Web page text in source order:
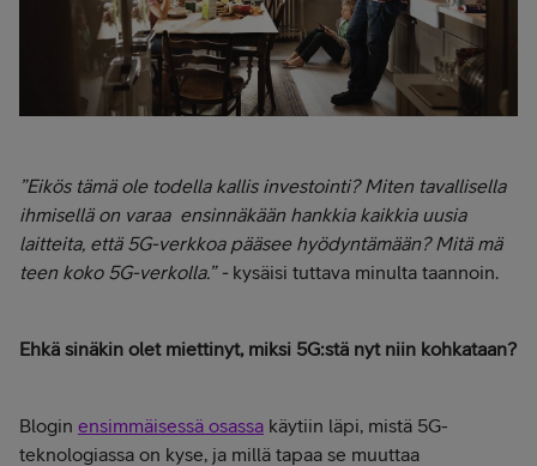
”Eikös tämä ole todella kallis investointi? Miten tavallisella
ihmisellä on varaa ensinnäkään hankkia kaikkia uusia
laitteita, että 5G-verkkoa pääsee hyödyntämään? Mitä mä
teen koko 5G-verkolla.” - kysäisi tuttava minulta taannoin.
Ehkä sinäkin olet miettinyt, miksi 5G:stä nyt niin kohkataan?
Blogin ensimmäisessä osassa käytiin läpi, mistä 5G-
teknologiassa on kyse, ja millä tapaa se muuttaa